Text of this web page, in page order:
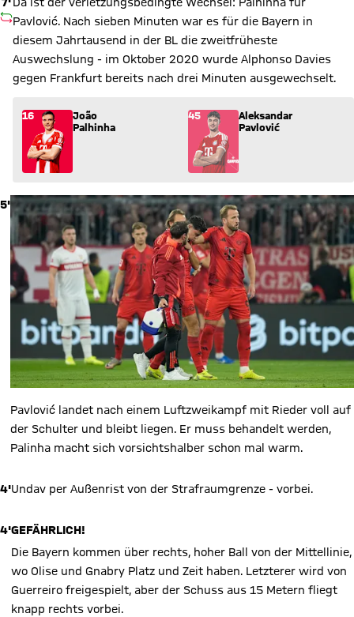
AUSWECHSLUNG
Pavlović. Nach sieben Minuten war es für die Bayern in
diesem Jahrtausend in der BL die zweitfrüheste
Auswechslung - im Oktober 2020 wurde Alphonso Davies
gegen Frankfurt bereits nach drei Minuten ausgewechselt.
Wechsel: João Palhinha (16) kommt für Aleksandar Pavlović
16
João
Palhinha
45
Aleksandar
Pavlović
5'
Pavlović landet nach einem Luftzweikampf mit Rieder voll auf
der Schulter und bleibt liegen. Er muss behandelt werden,
Palinha macht sich vorsichtshalber schon mal warm.
4'Undav per Außenrist von der Strafraumgrenze - vorbei.
4'GEFÄHRLICH!
Die Bayern kommen über rechts, hoher Ball von der Mittellinie,
wo Olise und Gnabry Platz und Zeit haben. Letzterer wird von
Guerreiro freigespielt, aber der Schuss aus 15 Metern fliegt
knapp rechts vorbei.